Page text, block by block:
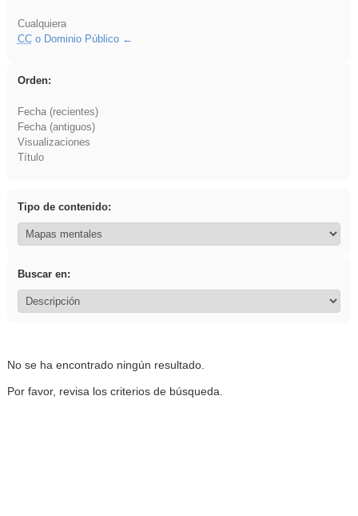
Cualquiera
CCo Dominio Público
Orden:
Fecha (recientes)
Fecha (antiguos)
Visualizaciones
Título
Tipo de contenido:
Buscar en:
No se ha encontrado ningún resultado.
Por favor, revisa los criterios de búsqueda.